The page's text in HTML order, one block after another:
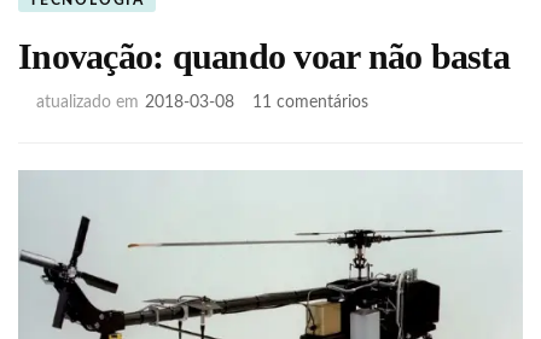
Inovação: quando voar não basta
atualizado em 2018-03-08 11 comentáriosem
basta